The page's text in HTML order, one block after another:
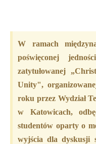
W ramach
poświęconej
zatytułowanej
Unity",
roku przez Wydział
w Katowicach,
studentów oparty o
wyjścia dla dyskusji